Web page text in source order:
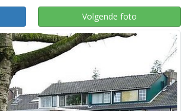
Volgende foto